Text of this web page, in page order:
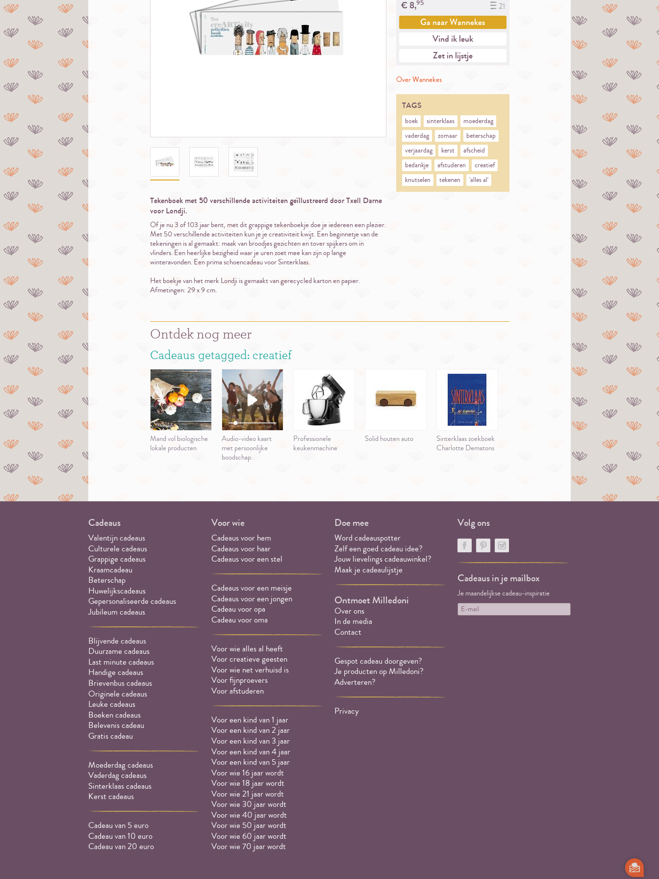
Tekenboek met 50 verschillende activiteiten geïllustreerd door Txell Darne
voor Londji.
Of je nu 3 of 103 jaar bent, met dit grappige tekenboekje doe je iedereen een plezier.
Met 50 verschillende activiteiten kun je je creativiteit kwijt. Een beginnetje van de
tekeningen is al gemaakt: maak van broodjes gezichten en tover spijkers om in
vlinders. Een heerlijke bezigheid waar je uren zoet mee kan zijn op lange
winteravonden. Een prima schoencadeau voor Sinterklaas.
Het boekje van het merk Londji is gemaakt van gerecycled karton en papier.
Afmetingen: 29 x 9 cm.
21
€ 8,95
Ga naarWannekes
Vind ik leuk
Zet in lijstje
Over Wannekes
TAGS
boek sinterklaas
moederdag
vaderdag
zomaar
beterschap
verjaardag
kerst
afscheid
bedankje
afstuderen
creatief
knutselen
tekenen 'alles al'
Ontdek nog meer
Cadeaus getagged: creatief
Mand vol biologische
lokale producten
Audio-video kaart
met persoonlijke
boodschap
Professionele
keukenmachine
Solid houten auto
Sinterklaas zoekboek
Charlotte Dematons
Cadeaus
Valentijn cadeaus
Culturele cadeaus
Grappige cadeaus
Kraamcadeau
Beterschap
Huwelijkscadeaus
Gepersonaliseerde cadeaus
Jubileum cadeaus
Blijvende cadeaus
Duurzame cadeaus
Last minute cadeaus
Handige cadeaus
Brievenbus cadeaus
Originele cadeaus
Leuke cadeaus
Boeken cadeaus
Belevenis cadeau
Gratis cadeau
Moederdag cadeaus
Vaderdag cadeaus
Sinterklaas cadeaus
Kerst cadeaus
Cadeau van 5 euro
Cadeau van 10 euro
Cadeau van 20 euro
Voor wie
Cadeaus voor hem
Cadeaus voor haar
Cadeaus voor een stel
Cadeaus voor een meisje
Cadeaus voor een jongen
Cadeau voor opa
Cadeau voor oma
Voor wie alles al heeft
Voor creatieve geesten
Voor wie net verhuisd is
Voor fijnproevers
Voor afstuderen
Voor een kind van 1 jaar
Voor een kind van 2 jaar
Voor een kind van 3 jaar
Voor een kind van 4 jaar
Voor een kind van 5 jaar
Voor wie 16 jaar wordt
Voor wie 18 jaar wordt
Voor wie 21 jaar wordt
Voor wie 30 jaar wordt
Voor wie 40 jaar wordt
Voor wie 50 jaar wordt
Voor wie 60 jaar wordt
Voor wie 70 jaar wordt
Doe mee
Word cadeauspotter
Zelf een goed cadeau idee?
Jouw lievelings cadeauwinkel?
Maak je cadeaulijstje
Ontmoet Milledoni
Over ons
In de media
Contact
Gespot cadeau doorgeven?
Je producten op Milledoni?
Adverteren?
Privacy
Volg ons
Cadeaus in je mailbox
Je maandelijkse cadeau-inspiratie